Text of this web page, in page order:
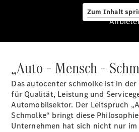
Zum Inhalt
Reifen &
Kompletträder
Reparatur &
Werkstatt
Rückrufe &
Umrüstungen
Warnung: Betrug
beim
„Auto – Mensch –
Das autocenter schmolke ist in
für Qualität, Leistung und
Automobilsektor. Der Leitspruch
Schmolke“ bringt diese
Unternehmen hat sich nicht nur